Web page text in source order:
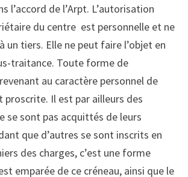
l’accord de l’Arpt. L’autorisation
du centre est personnelle et ne
un tiers. Elle ne peut faire l’objet en
traitance. Toute forme de
au caractère personnel de
proscrite. Il est par ailleurs des
se sont pas acquittés de leurs
que d’autres se sont inscrits en
des charges, c’est une forme
emparée de ce créneau, ainsi que le